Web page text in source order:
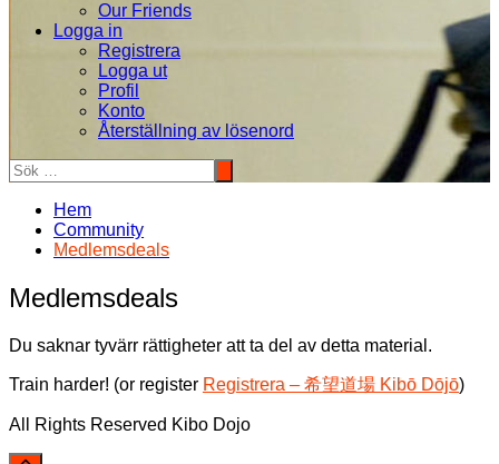
Our Friends
Logga in
Registrera
Logga ut
Profil
Konto
Återställning av lösenord
Hem
Community
Medlemsdeals
Medlemsdeals
Du saknar tyvärr rättigheter att ta del av detta material.
Train harder! (or register Registrera – 希望道場 Kibō Dōjō)
All Rights Reserved Kibo Dojo